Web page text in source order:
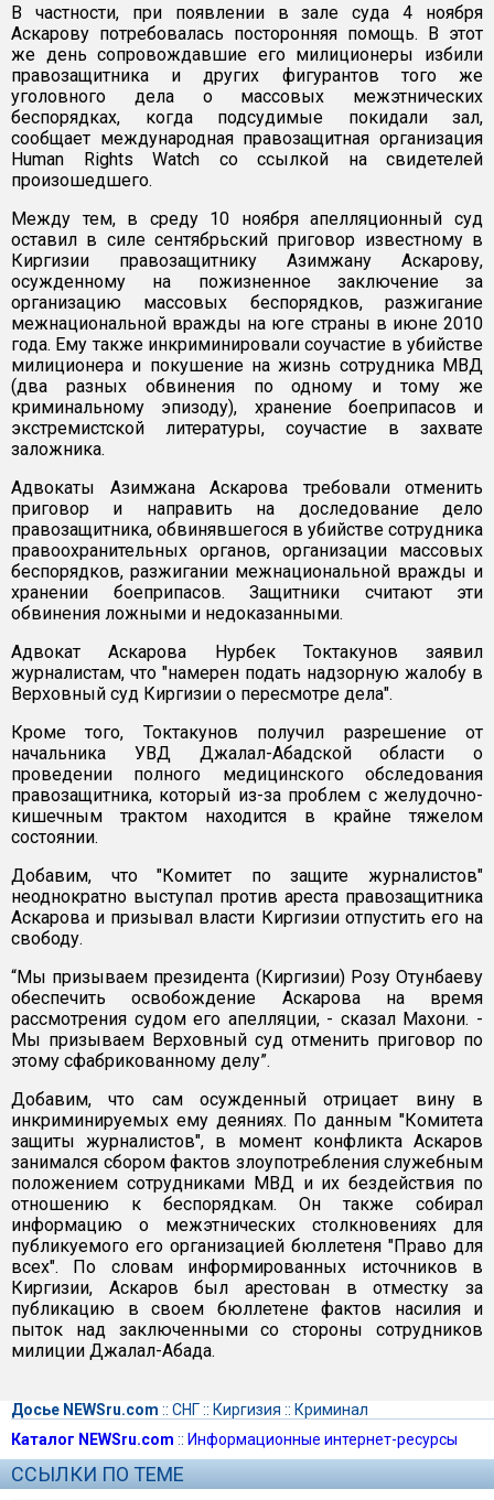
В частности, при появлении в зале суда 4 ноября
Аскарову потребовалась посторонняя помощь. В этот
же день сопровождавшие его милиционеры избили
правозащитника и других фигурантов того же
уголовного дела о массовых межэтнических
беспорядках, когда подсудимые покидали зал,
сообщает международная правозащитная организация
Human Rights Watch со ссылкой на свидетелей
произошедшего.
Между тем, в среду 10 ноября апелляционный суд
оставил в силе сентябрьский приговор известному в
Киргизии правозащитнику Азимжану Аскарову,
осужденному на пожизненное заключение за
организацию массовых беспорядков, разжигание
межнациональной вражды на юге страны в июне 2010
года. Ему также инкриминировали соучастие в убийстве
милиционера и покушение на жизнь сотрудника МВД
(два разных обвинения по одному и тому же
криминальному эпизоду), хранение боеприпасов и
экстремистской литературы, соучастие в захвате
заложника.
Адвокаты Азимжана Аскарова требовали отменить
приговор и направить на доследование дело
правозащитника, обвинявшегося в убийстве сотрудника
правоохранительных органов, организации массовых
беспорядков, разжигании межнациональной вражды и
хранении боеприпасов. Защитники считают эти
обвинения ложными и недоказанными.
Адвокат Аскарова Нурбек Токтакунов заявил
журналистам, что "намерен подать надзорную жалобу в
Верховный суд Киргизии о пересмотре дела".
Кроме того, Токтакунов получил разрешение от
начальника УВД Джалал-Абадской области о
проведении полного медицинского обследования
правозащитника, который из-за проблем с желудочно-
кишечным трактом находится в крайне тяжелом
состоянии.
Добавим, что "Комитет по защите журналистов"
неоднократно выступал против ареста правозащитника
Аскарова и призывал власти Киргизии отпустить его на
свободу.
“Мы призываем президента (Киргизии) Розу Отунбаеву
обеспечить освобождение Аскарова на время
рассмотрения судом его апелляции, - сказал Махони. -
Мы призываем Верховный суд отменить приговор по
этому сфабрикованному делу”.
Добавим, что сам осужденный отрицает вину в
инкриминируемых ему деяниях. По данным "Комитета
защиты журналистов", в момент конфликта Аскаров
занимался сбором фактов злоупотребления служебным
положением сотрудниками МВД и их бездействия по
отношению к беспорядкам. Он также собирал
информацию о межэтнических столкновениях для
публикуемого его организацией бюллетеня "Право для
всех". По словам информированных источников в
Киргизии, Аскаров был арестован в отместку за
публикацию в своем бюллетене фактов насилия и
пыток над заключенными со стороны сотрудников
милиции Джалал-Абада.
Досье NEWSru.com :: СНГ:: Киргизия :: Криминал
Каталог NEWSru.com :: Информационные интернет-ресурсы
ССЫЛКИ ПО ТЕМЕ